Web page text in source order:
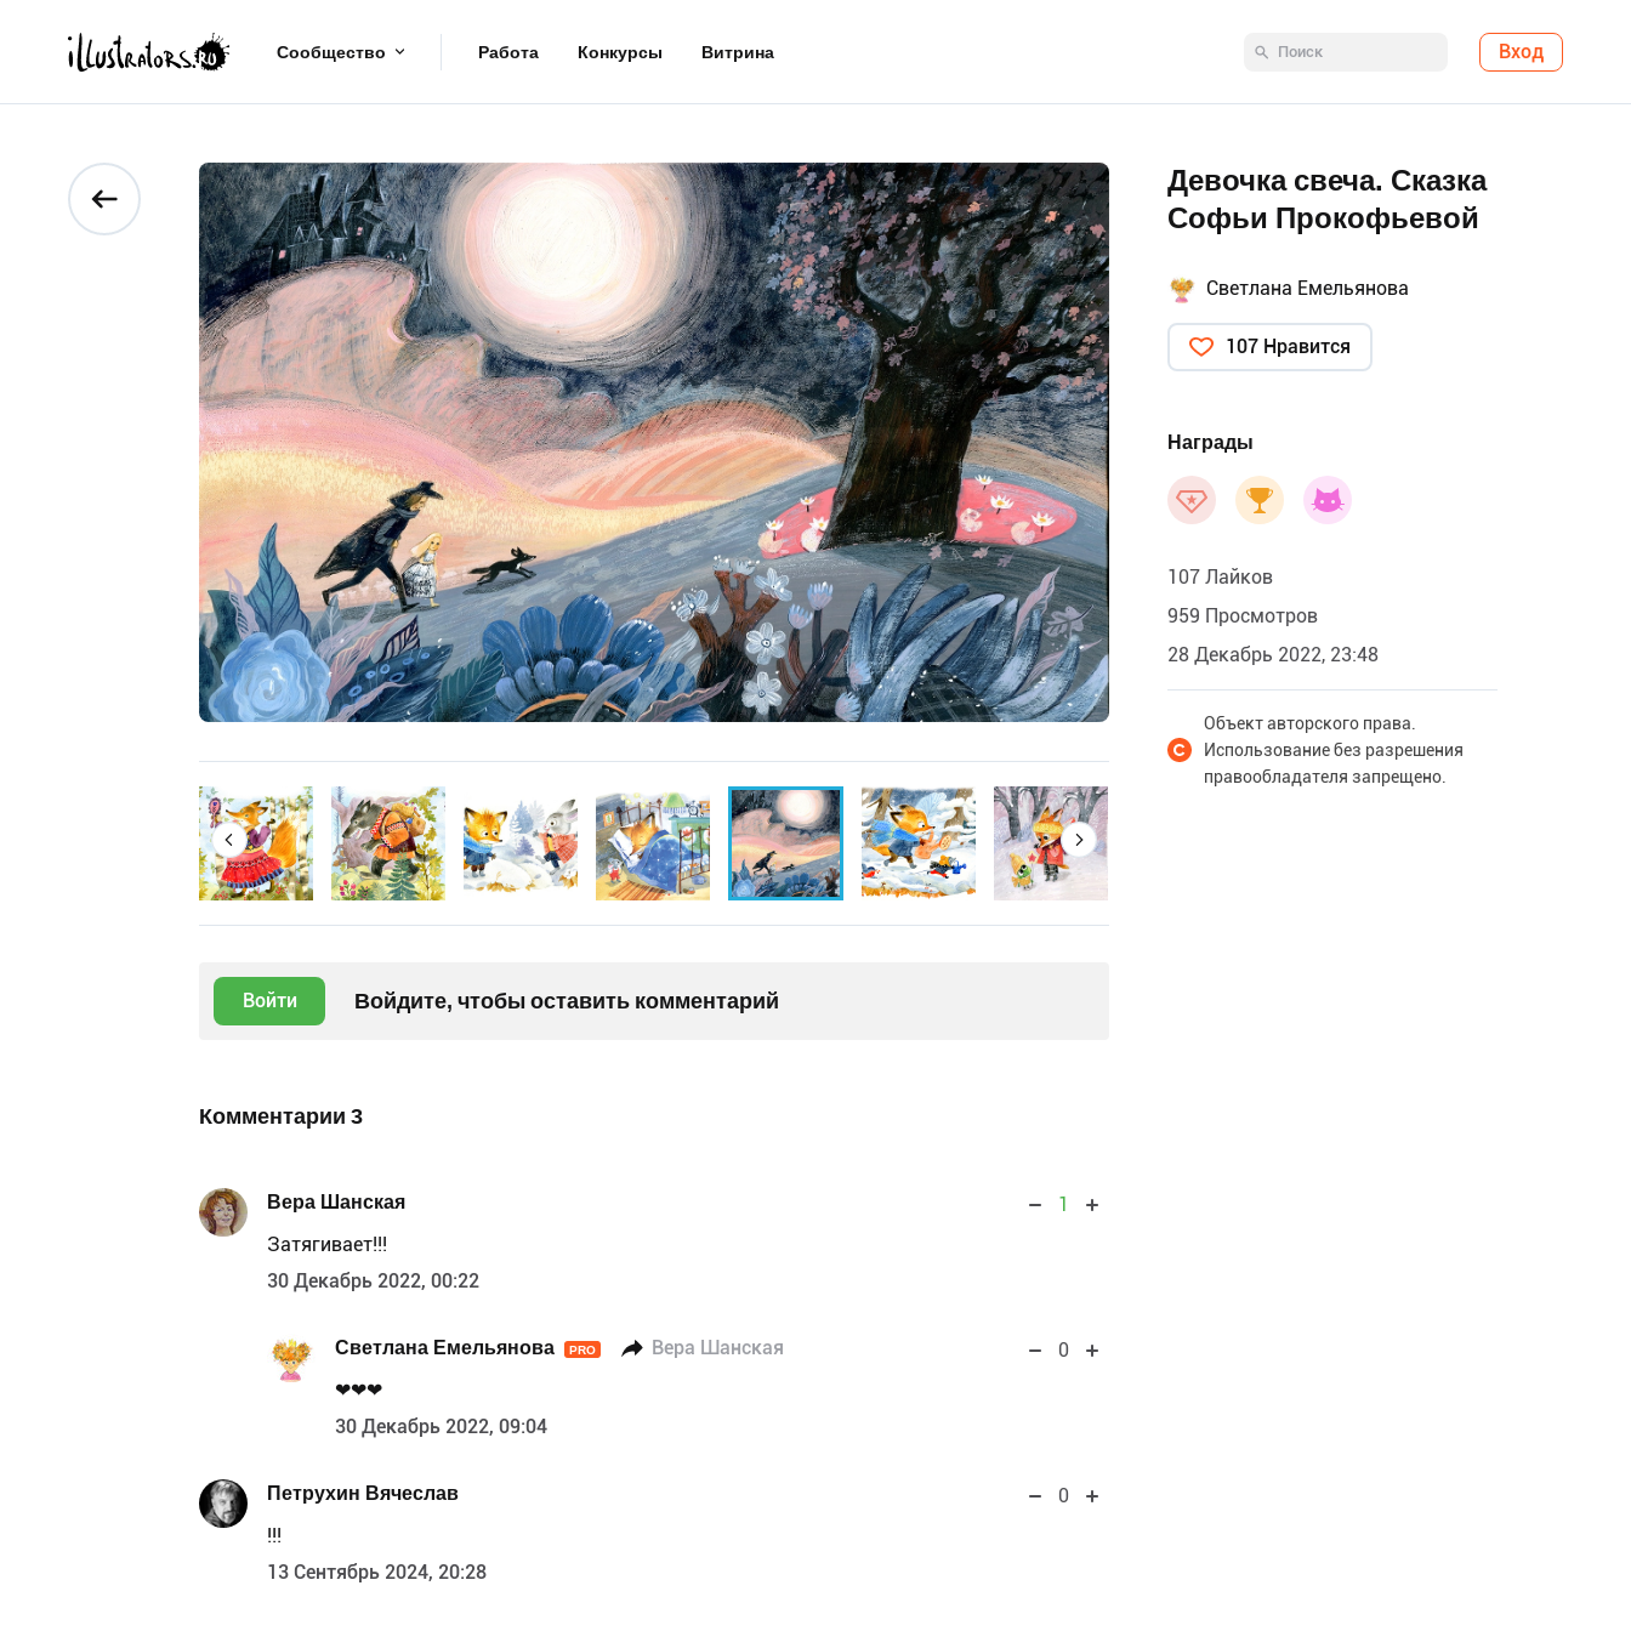
Сообщество Работа Конкурсы Витрина Вход
Войти Войдите, чтобы оставить комментарий
Комментарии 3
Вера Шанская
1
Затягивает!!!
30 Декабрь 2022, 00:22
Светлана Емельянова PRO Вера Шанская
0
❤❤❤
30 Декабрь 2022, 09:04
Петрухин Вячеслав
0
!!!
13 Сентябрь 2024, 20:28
Девочка свеча. Сказка
Софьи Прокофьевой
Светлана Емельянова
107 Нравится
Награды
107 Лайков
959 Просмотров
28 Декабрь 2022, 23:48
Объект авторского права.
Использование без разрешения
правообладателя запрещено.